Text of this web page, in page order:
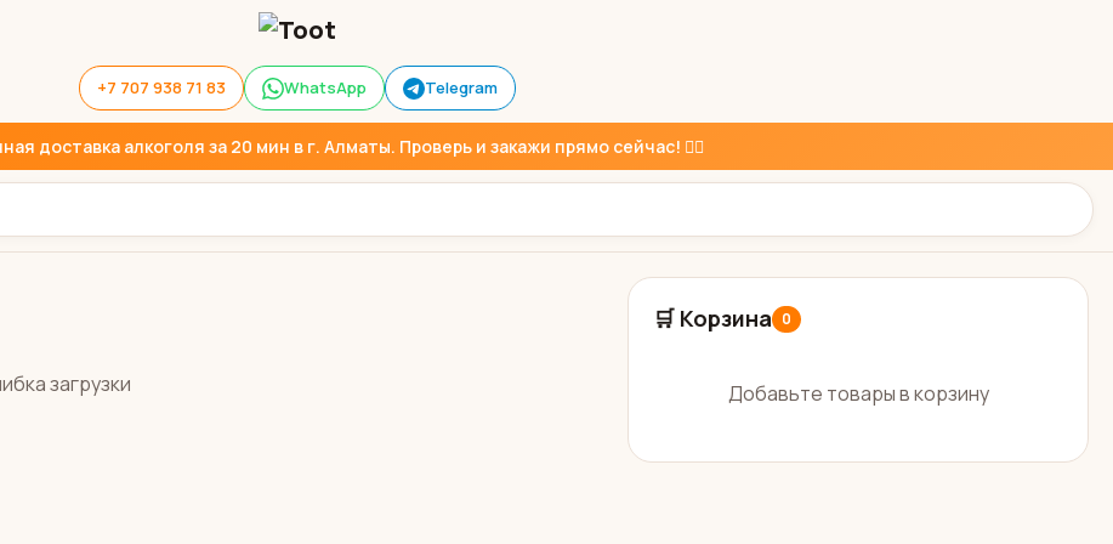
+7 707 938 71 83 WhatsApp Telegram
доставка алкоголя за 20 мин в г. Алматы. Проверь и закажи прямо сейчас! 👇🏼
загрузки
🛒 Корзина 0
Добавьте товары в корзину